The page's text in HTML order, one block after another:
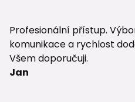
Profesionální přístup.
komunikace a rychlost
Všem doporučuji.
Jan